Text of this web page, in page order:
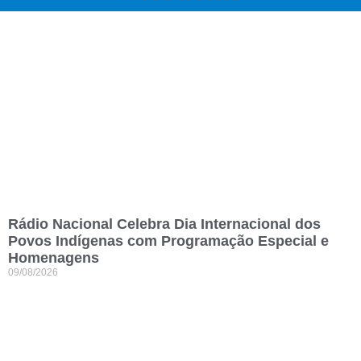
Rádio Nacional Celebra Dia Internacional dos
Povos Indígenas com Programação Especial e
Homenagens
09/08/2026